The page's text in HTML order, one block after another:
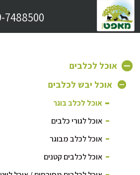
09-7488500
אוכל לכלבים
אוכל יבש לכלבים
אוכל לכלב בוגר
אוכל לגורי כלבים
אוכל לכלב מבוגר
אוכל לכלבים קטנים